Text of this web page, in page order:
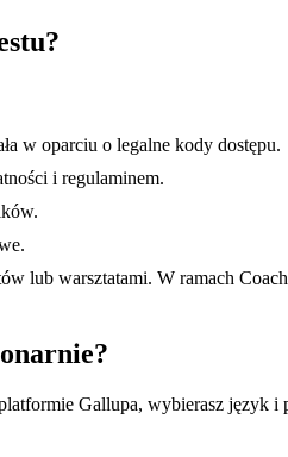
w oparciu o legalne kody dostępu.
i regulaminem.
lub warsztatami. W ramach
Gallupa, wybierasz język